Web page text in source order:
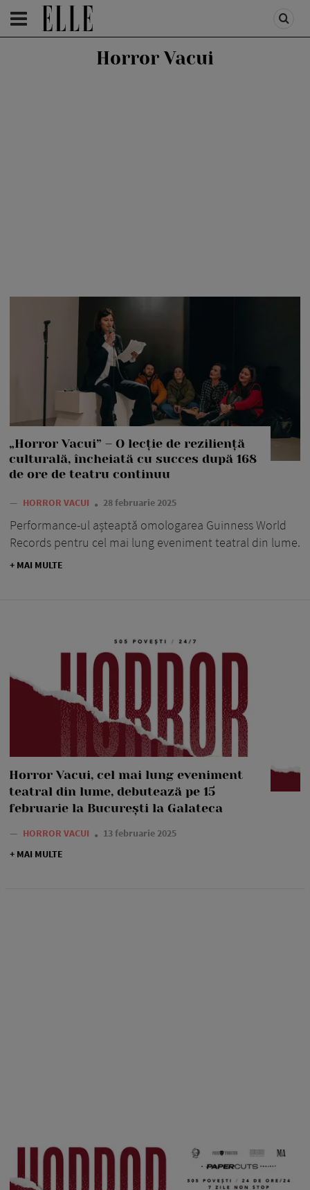
HOMEPAGE /LIFESTYLE
Horror Vacui
„Horror Vacui” – O lecție de reziliență
culturală, încheiată cu succes după 168
de ore de teatru continuu
— HORROR VACUI 28 februarie 2025
Performance-ul așteaptă omologarea Guinness World
Records pentru cel mai lung eveniment teatral din lume.
+ MAI MULTE
Horror Vacui, cel mai lung eveniment
teatral din lume, debutează pe 15
februarie la București la Galateca
— HORROR VACUI
13 februarie 2025
+ MAI MULTE